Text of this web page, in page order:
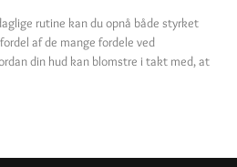
rutine kan du opnå både styrket
af de mange fordele ved
din hud kan blomstre i takt med, at